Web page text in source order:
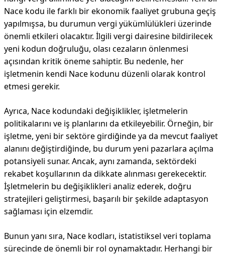
Nace kodu ile farklı bir ekonomik faaliyet grubuna geçiş
yapılmışsa, bu durumun vergi yükümlülükleri üzerinde
önemli etkileri olacaktır. İlgili vergi dairesine bildirilecek
yeni kodun doğruluğu, olası cezaların önlenmesi
açısından kritik öneme sahiptir. Bu nedenle, her
işletmenin kendi Nace kodunu düzenli olarak kontrol
etmesi gerekir.
Ayrıca, Nace kodundaki değişiklikler, işletmelerin
politikalarını ve iş planlarını da etkileyebilir. Örneğin, bir
işletme, yeni bir sektöre girdiğinde ya da mevcut faaliyet
alanını değiştirdiğinde, bu durum yeni pazarlara açılma
potansiyeli sunar. Ancak, aynı zamanda, sektördeki
rekabet koşullarının da dikkate alınması gerekecektir.
İşletmelerin bu değişiklikleri analiz ederek, doğru
stratejileri geliştirmesi, başarılı bir şekilde adaptasyon
sağlaması için elzemdir.
Bunun yanı sıra, Nace kodları, istatistiksel veri toplama
sürecinde de önemli bir rol oynamaktadır. Herhangi bir